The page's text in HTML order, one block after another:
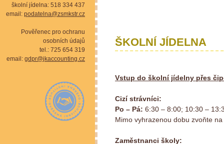
ŠKOLNÍ JÍDELNA
Vstup do školní jídelny přes
Cizí strávníci:
Po – Pá: 6:30 – 8:00; 10:30 –
Mimo vyhrazenou dobu zvoňte
Zaměstnanci školy:
školní jídelna: 518 334 437
email: podatelna@zsmkstr.cz
Pověřenec pro ochranu
osobních údajů
tel.: 725 654 319
email: gdpr@jkaccounting.cz